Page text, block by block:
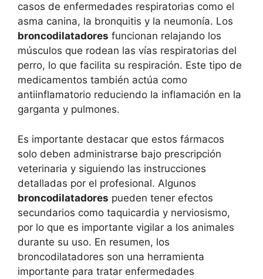
casos de enfermedades respiratorias como el
asma canina, la bronquitis y la neumonía. Los
broncodilatadores funcionan relajando los
músculos que rodean las vías respiratorias del
perro, lo que facilita su respiración. Este tipo de
medicamentos también actúa como
antiinflamatorio reduciendo la inflamación en la
garganta y pulmones.
Es importante destacar que estos fármacos
solo deben administrarse bajo prescripción
veterinaria y siguiendo las instrucciones
detalladas por el profesional. Algunos
broncodilatadores pueden tener efectos
secundarios como taquicardia y nerviosismo,
por lo que es importante vigilar a los animales
durante su uso. En resumen, los
broncodilatadores son una herramienta
importante para tratar enfermedades